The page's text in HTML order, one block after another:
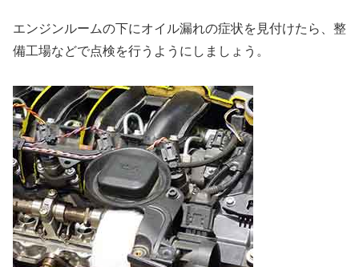
エンジンルームの下にオイル漏れの症状を見付けたら、整
備工場などで点検を行うようにしましょう。